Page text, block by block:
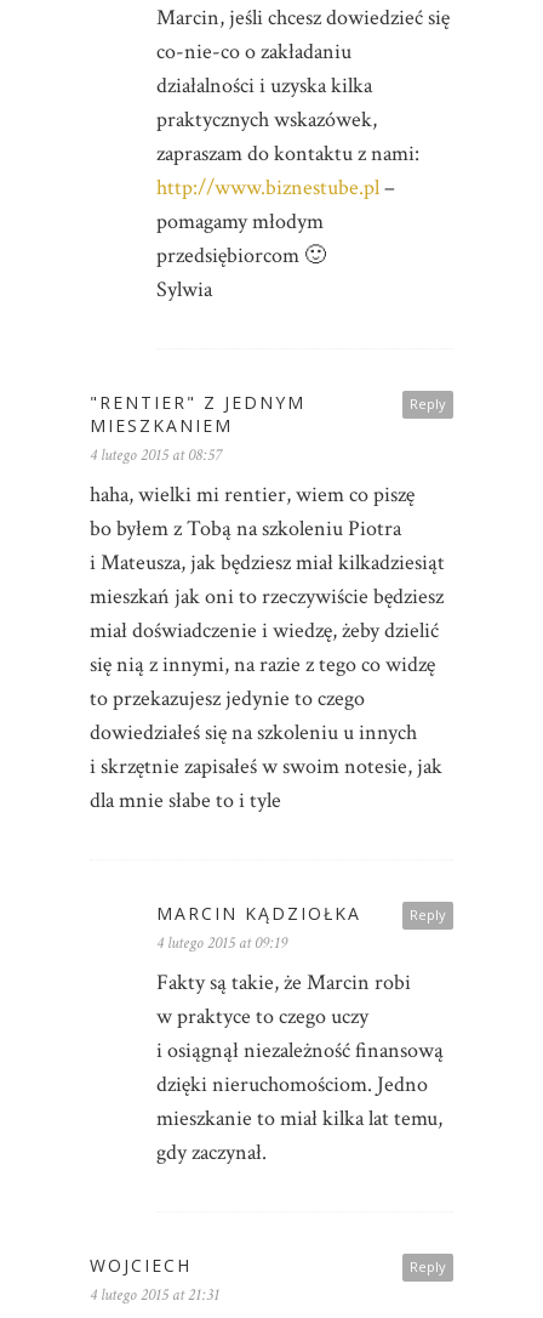
Marcin, jeśli chcesz dowiedzieć się
co-nie-co o zakładaniu
działalności i uzyska kilka
praktycznych wskazówek,
zapraszam do kontaktu z nami:
http://www.biznestube.pl–
pomagamy młodym
przedsiębiorcom 🙂
Sylwia
Reply
"RENTIER" Z JEDNYM
MIESZKANIEM
4 lutego 2015 at 08:57
haha, wielki mi rentier, wiem co piszę
bo byłem z Tobą na szkoleniu Piotra
i Mateusza, jak będziesz miał kilkadziesiąt
mieszkań jak oni to rzeczywiście będziesz
miał doświadczenie i wiedzę, żeby dzielić
się nią z innymi, na razie z tego co widzę
to przekazujesz jedynie to czego
dowiedziałeś się na szkoleniu u innych
i skrzętnie zapisałeś w swoim notesie, jak
dla mnie słabe to i tyle
Reply
MARCIN KĄDZIOŁKA
4 lutego 2015 at 09:19
Fakty są takie, że Marcin robi
w praktyce to czego uczy
i osiągnął niezależność finansową
dzięki nieruchomościom. Jedno
mieszkanie to miał kilka lat temu,
gdy zaczynał.
Reply
WOJCIECH
4 lutego 2015 at 21:31